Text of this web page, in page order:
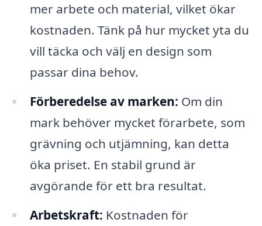
mer arbete och material, vilket ökar
kostnaden. Tänk på hur mycket yta du
vill täcka och välj en design som
passar dina behov.
Förberedelse av marken: Om din
mark behöver mycket förarbete, som
grävning och utjämning, kan detta
öka priset. En stabil grund är
avgörande för ett bra resultat.
Arbetskraft: Kostnaden för